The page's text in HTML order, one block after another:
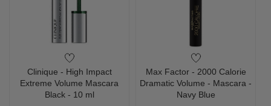
Clinique - High Impact
Extreme Volume Mascara
Black - 10 ml
Max Factor - 2000 Calorie
Dramatic Volume - Mascara -
Navy Blue